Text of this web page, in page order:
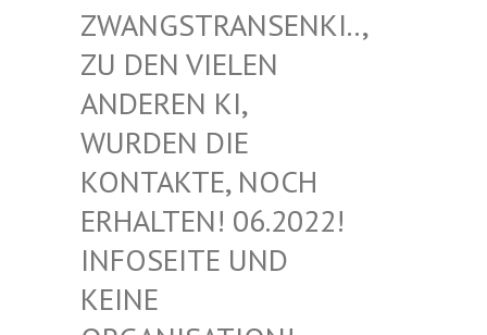
WANGSTRANSENKI.., Z
U DEN VIELEN A
NDEREN KI, W
URDEN DIE K
ONTAKTE, NOCH E
RHALTEN! 06.2022! I
NFOSEITE UND K
EINE O